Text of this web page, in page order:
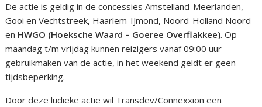
De actie is geldig in de concessies Amstelland-Meerlanden,
Gooi en Vechtstreek, Haarlem-IJmond, Noord-Holland Noord
en HWGO (Hoeksche Waard – Goeree Overflakkee). Op
maandag t/m vrijdag kunnen reizigers vanaf 09:00 uur
gebruikmaken van de actie, in het weekend geldt er geen
tijdsbeperking.
Door deze ludieke actie wil Transdev/Connexxion een